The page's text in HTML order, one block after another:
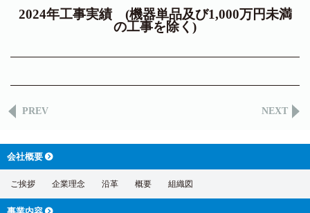
2024年工事実績 (機器単品及び1,000万円未満
の工事を除く)
PREV NEXT
会社概要
ご挨拶 企業理念 沿革 概要 組織図